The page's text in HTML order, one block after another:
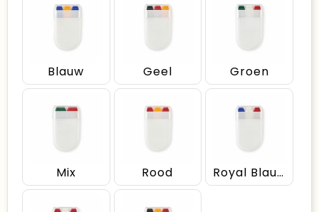
Blauw Geel Groen
Mix Rood Royal Blauw